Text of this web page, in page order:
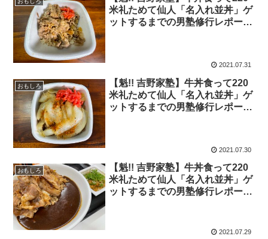
米礼ためて仙人「名入れ並丼」ゲ
ットするまでの男塾修行レポー
2021.07.31
おもしろ
【魁!! 吉野家塾】牛丼食って220
米礼ためて仙人「名入れ並丼」ゲ
ットするまでの男塾修行レポー
2021.07.30
おもしろ
【魁!! 吉野家塾】牛丼食って220
米礼ためて仙人「名入れ並丼」ゲ
ットするまでの男塾修行レポー
2021.07.29